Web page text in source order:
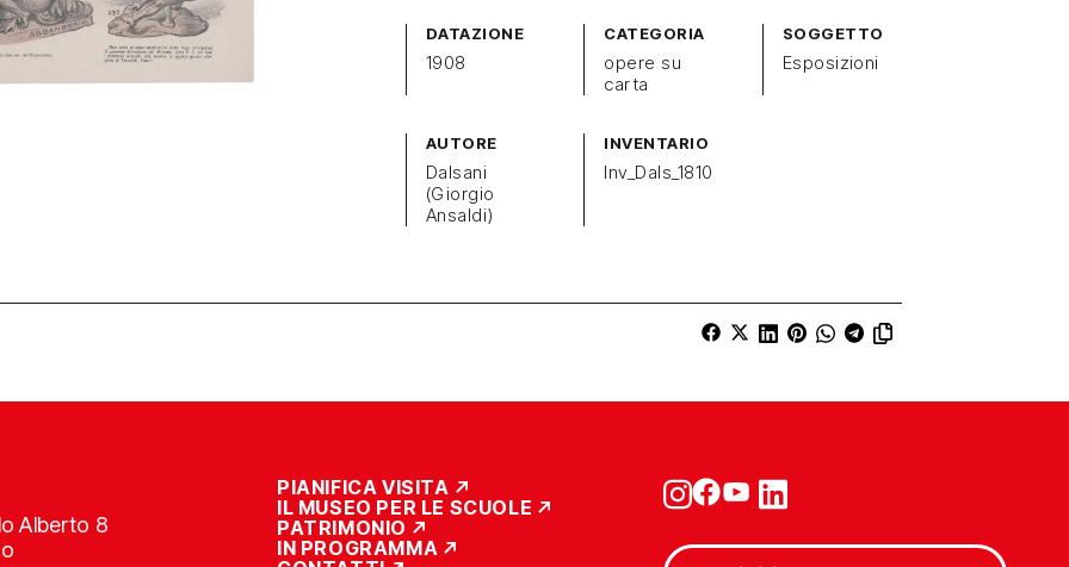
DATAZIONE
1908
CATEGORIA
opere su
carta
SOGGETTO
Esposizioni
AUTORE
Dalsani
(Giorgio
Ansaldi)
INVENTARIO
Inv_Dals_1810
Alberto 8
PIANIFICA VISITA
IL MUSEO PER LE SCUOLE
PATRIMONIO
IN PROGRAMMA